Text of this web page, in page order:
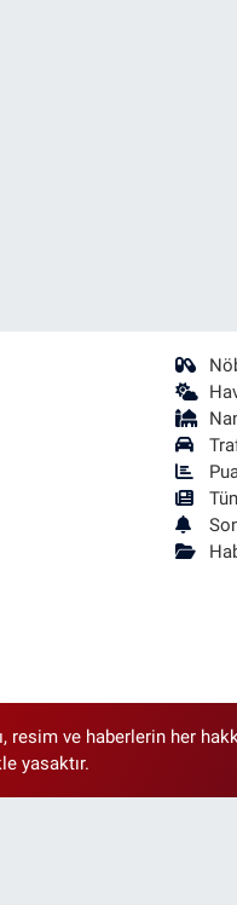
resim ve haberlerin her
yasaktır.